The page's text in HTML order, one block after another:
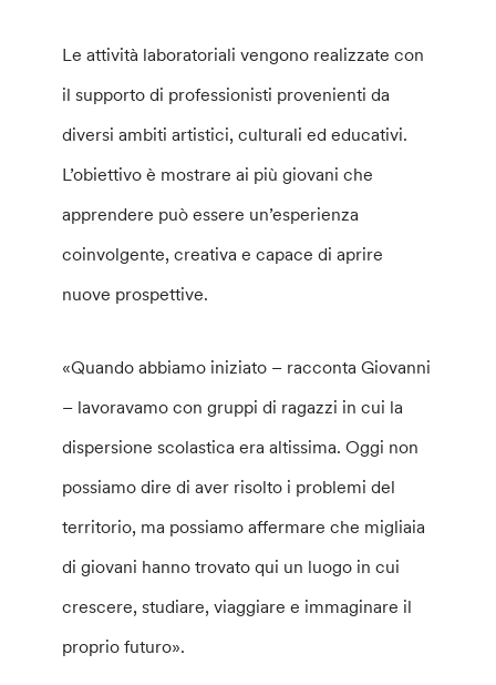
Le attività laboratoriali vengono realizzate con
il supporto di professionisti provenienti da
diversi ambiti artistici, culturali ed educativi.
L’obiettivo è mostrare ai più giovani che
apprendere può essere un’esperienza
coinvolgente, creativa e capace di aprire
nuove prospettive.
«Quando abbiamo iniziato – racconta Giovanni
– lavoravamo con gruppi di ragazzi in cui la
dispersione scolastica era altissima. Oggi non
possiamo dire di aver risolto i problemi del
territorio, ma possiamo affermare che migliaia
di giovani hanno trovato qui un luogo in cui
crescere, studiare, viaggiare e immaginare il
proprio futuro».